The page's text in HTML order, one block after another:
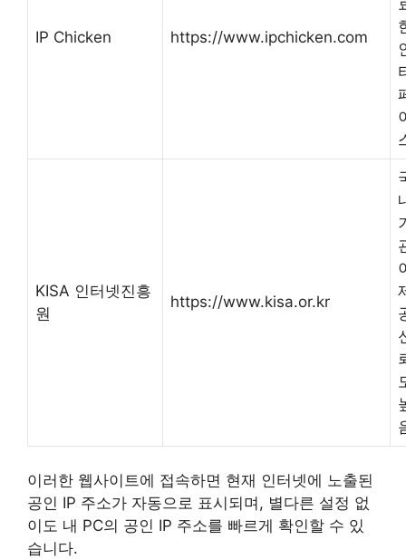
IP Chicken https://www.ipchicken.com
KISA 인터넷진흥
원
https://www.kisa.or.kr
이러한 웹사이트에 접속하면 현재 인터넷에 노출된
공인 IP 주소가 자동으로 표시되며, 별다른 설정 없
이도 내 PC의 공인 IP 주소를 빠르게 확인할 수 있
습니다.